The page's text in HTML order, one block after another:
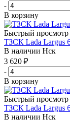
-
В корзину
Быстрый просмотр
ТЗСК Lada Largus
В наличии Нск
3 620 ₽
-
В корзину
Быстрый просмотр
ТЗСК Lada Largus
В наличии Нск